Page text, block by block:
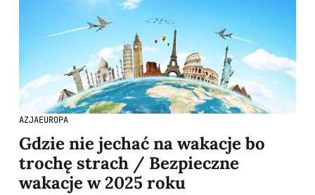
AZJAEUROPA
Gdzie nie jechać na wakacje bo
trochę strach / Bezpieczne
wakacje w 2025 roku